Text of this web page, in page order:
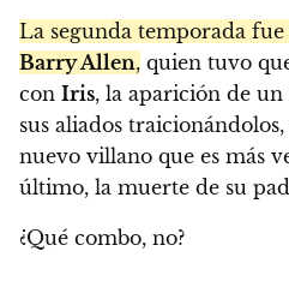
La segunda temporada
Barry Allen, quien tuvo
con Iris, la aparición de un
sus aliados
nuevo villano que es más
último, la muerte de su
¿Qué combo, no?